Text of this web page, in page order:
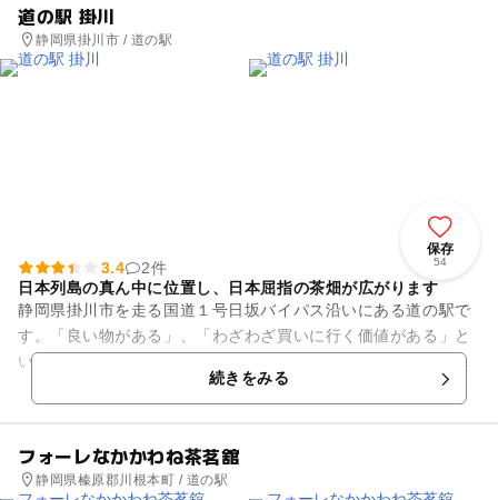
道の駅 掛川
静岡県掛川市 / 道の駅
保存
54
3.4
2件
日本列島の真ん中に位置し、日本屈指の茶畑が広がります
静岡県掛川市を走る国道１号日坂バイパス沿いにある道の駅で
す。「良い物がある」、「わざわざ買いに行く価値がある」と
いわれる品揃えが特徴。新鮮・安心・安全はもとより、食の本
質的な部分で評価される農産...続きをみる
フォーレなかかわね茶茗舘
静岡県榛原郡川根本町 / 道の駅